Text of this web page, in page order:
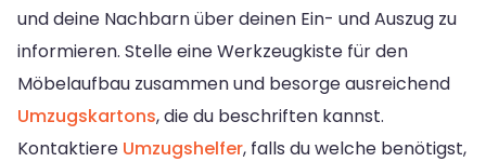
und deine Nachbarn über deinen Ein- und Auszug zu
informieren. Stelle eine Werkzeugkiste für den
Möbelaufbau zusammen und besorge ausreichend
Umzugskartons, die du beschriften kannst.
Kontaktiere Umzugshelfer, falls du welche benötigst,